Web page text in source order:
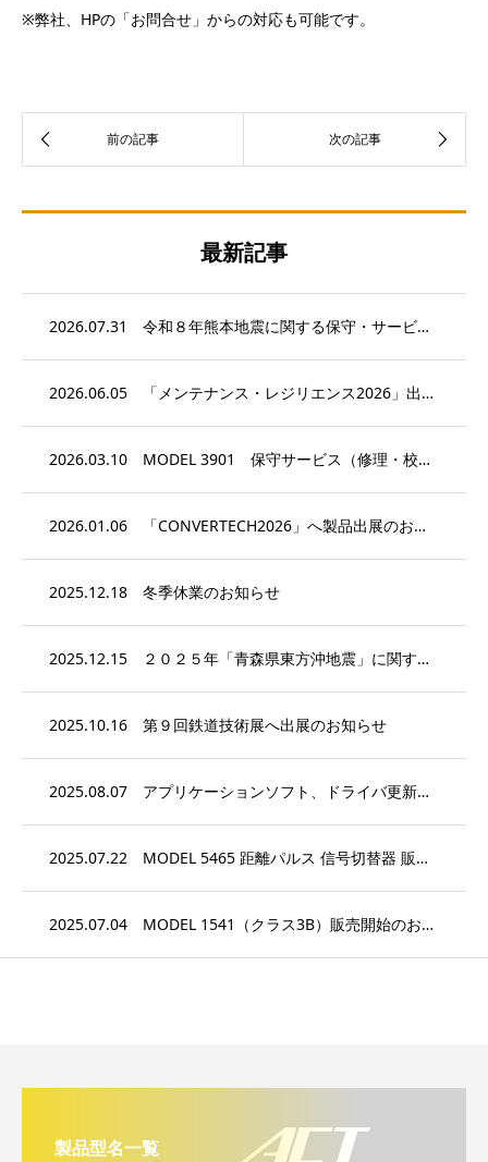
※弊社、HPの「お問合せ」からの対応も可能です。
最新記事
2026.07.31 令和８年熊本地震に関する保守・サービスについて
2026.06.05 「メンテナンス・レジリエンス2026」出展のお知らせ
2026.03.10 MODEL 3901 保守サービス（修理・校正）終了のお知らせ
2026.01.06 「CONVERTECH2026」へ製品出展のお知らせ
2025.12.18 冬季休業のお知らせ
2025.12.15 ２０２５年「青森県東方沖地震」に関する保守・サービスについて
2025.10.16 第９回鉄道技術展へ出展のお知らせ
2025.08.07 アプリケーションソフト、ドライバ更新のお知らせ
2025.07.22 MODEL 5465 距離パルス 信号切替器 販売開始のお知らせ
2025.07.04 MODEL 1541（クラス3B）販売開始のお知らせ
製品型名一覧